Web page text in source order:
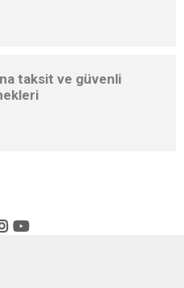
taksit ve güvenli